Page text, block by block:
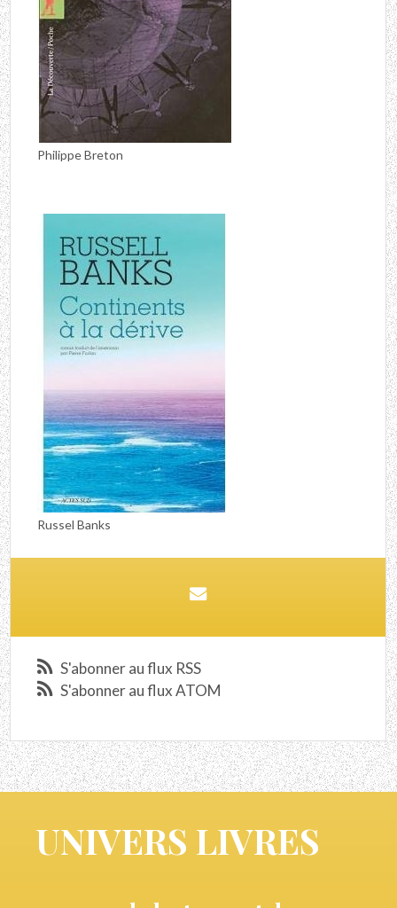
Philippe Breton
Russel Banks
S'abonner au flux RSS
S'abonner au flux ATOM
UNIVERS LIVRES